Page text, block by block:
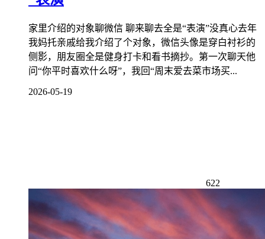
家里介绍的对象聊微信 聊来聊去全是“表演”没真心去年
我妈托亲戚给我介绍了个对象，微信头像是穿白衬衫的
侧影，朋友圈全是健身打卡和看书摘抄。第一次聊天他
问“你平时喜欢什么呀”，我回“周末爱去菜市场买...
2026-05-19
622